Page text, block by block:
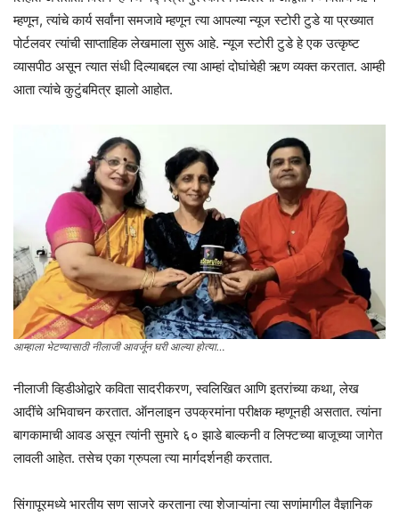
म्हणून, त्यांचे कार्य सर्वांना समजावे म्हणून त्या आपल्या न्यूज स्टोरी टुडे या प्रख्यात
पोर्टलवर त्यांची साप्ताहिक लेखमाला सुरू आहे. न्यूज स्टोरी टुडे हे एक उत्कृष्ट
व्यासपीठ असून त्यात संधी दिल्याबद्दल त्या आम्हां दोघांचेही ऋण व्यक्त करतात. आम्ही
आता त्यांचे कुटुंबमित्र झालो आहोत.
आम्हाला भेटण्यासाठी नीलाजी आवर्जून घरी आल्या होत्या…
नीलाजी व्हिडीओद्वारे कविता सादरीकरण, स्वलिखित आणि इतरांच्या कथा, लेख
आदींचे अभिवाचन करतात. ऑनलाइन उपक्रमांना परीक्षक म्हणूनही असतात. त्यांना
बागकामाची आवड असून त्यांनी सुमारे ६० झाडे बाल्कनी व लिफ्टच्या बाजूच्या जागेत
लावली आहेत. तसेच एका ग्रुपला त्या मार्गदर्शनही करतात.
सिंगापूरमध्ये भारतीय सण साजरे करताना त्या शेजाऱ्यांना त्या सणांमागील वैज्ञानिक